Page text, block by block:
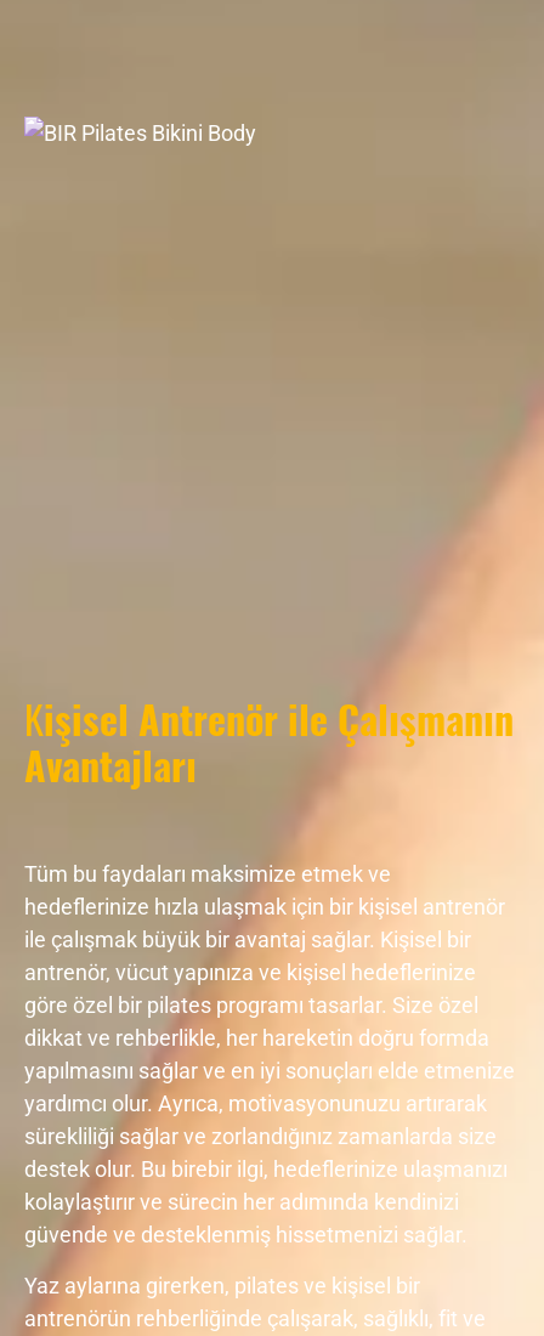
Kişisel Antrenör ile Çalışmanın
Avantajları
Tüm bu faydaları maksimize etmek ve
hedeflerinize hızla ulaşmak için bir kişisel antrenör
ile çalışmak büyük bir avantaj sağlar. Kişisel bir
antrenör, vücut yapınıza ve kişisel hedeflerinize
göre özel bir pilates programı tasarlar. Size özel
dikkat ve rehberlikle, her hareketin doğru formda
yapılmasını sağlar ve en iyi sonuçları elde etmenize
yardımcı olur. Ayrıca, motivasyonunuzu artırarak
sürekliliği sağlar ve zorlandığınız zamanlarda size
destek olur. Bu birebir ilgi, hedeflerinize ulaşmanızı
kolaylaştırır ve sürecin her adımında kendinizi
güvende ve desteklenmiş hissetmenizi sağlar.
Yaz aylarına girerken, pilates ve kişisel bir
antrenörün rehberliğinde çalışarak, sağlıklı, fit ve